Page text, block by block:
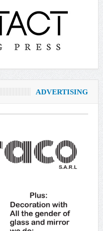
ADVERTISING